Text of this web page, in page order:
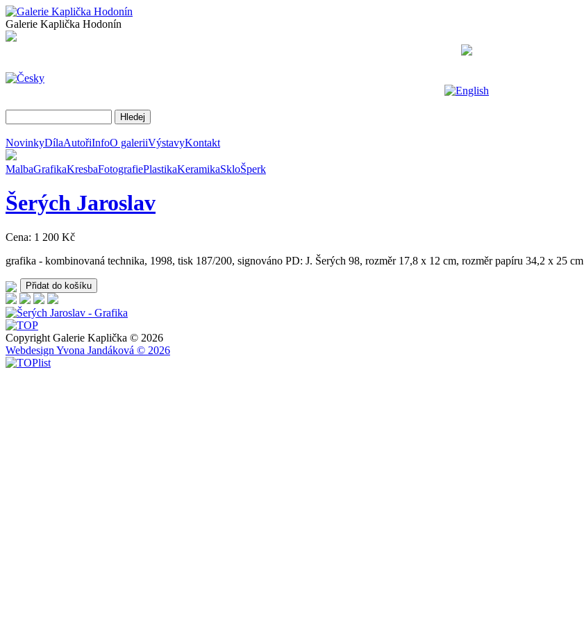
Galerie Kaplička Hodonín
NovinkyDílaAutořiInfoO galeriiVýstavyKontakt
MalbaGrafikaKresbaFotografiePlastikaKeramikaSkloŠperk
Šerých Jaroslav
Cena: 1 200 Kč
grafika - kombinovaná technika, 1998, tisk 187/200, signováno PD: J. Šerých 98, rozměr 17,8 x 12 cm, rozměr papíru 34,2 x 25 cm
Copyright Galerie Kaplička © 2026
Webdesign Yvona Jandáková © 2026